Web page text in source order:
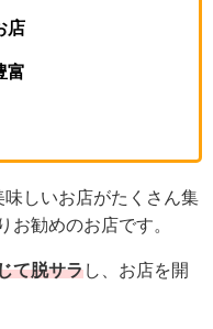
店
富
しいお店がたくさん集
お勧めのお店です。
て脱サラし、お店を開